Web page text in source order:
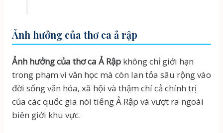
Ảnh hưởng của thơ ca ả rập
Ảnh hưởng của thơ ca Ả Rậpkhông chỉ giới hạn
trong phạm vi văn học mà còn lan tỏa sâu rộng vào
đời sống văn hóa, xã hội và thậm chí cả chính trị
của các quốc gia nói tiếng Ả Rập và vượt ra ngoài
biên giới khu vực.